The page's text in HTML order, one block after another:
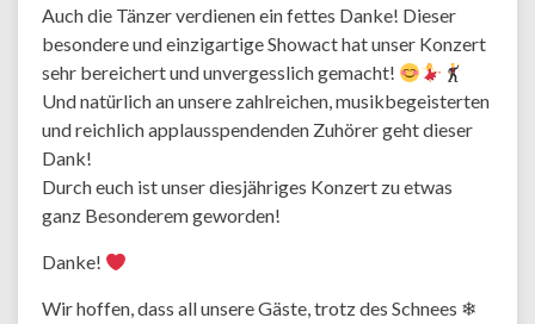
Auch die Tänzer verdienen ein fettes Danke! Dieser
besondere und einzigartige Showact hat unser Konzert
sehr bereichert und unvergesslich gemacht!
Und natürlich an unsere zahlreichen, musikbegeisterten
und reichlich applausspendenden Zuhörer geht dieser
Dank!
Durch euch ist unser diesjähriges Konzert zu etwas
ganz Besonderem geworden!
Danke!
Wir hoffen, dass all unsere Gäste, trotz des Schnees ❄